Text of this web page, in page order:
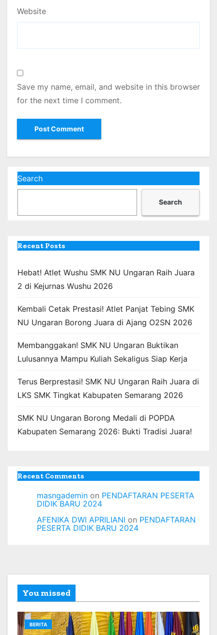
Website
Save my name, email, and website in this browser
for the next time I comment.
Search
Search
Recent Posts
Hebat! Atlet Wushu SMK NU Ungaran Raih Juara
2 di Kejurnas Wushu 2026
Kembali Cetak Prestasi! Atlet Panjat Tebing SMK
NU Ungaran Borong Juara di Ajang O2SN 2026
Membanggakan! SMK NU Ungaran Buktikan
Lulusannya Mampu Kuliah Sekaligus Siap Kerja
Terus Berprestasi! SMK NU Ungaran Raih Juara di
LKS SMK Tingkat Kabupaten Semarang 2026
SMK NU Ungaran Borong Medali di POPDA
Kabupaten Semarang 2026: Bukti Tradisi Juara!
Recent Comments
masngademin on PENDAFTARAN PESERTA
DIDIK BARU 2024
AFENIKA DWI APRILIANI on PENDAFTARAN
PESERTA DIDIK BARU 2024
You missed
BERITA